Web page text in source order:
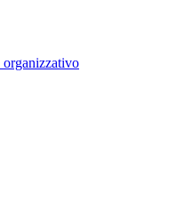
organizzativo